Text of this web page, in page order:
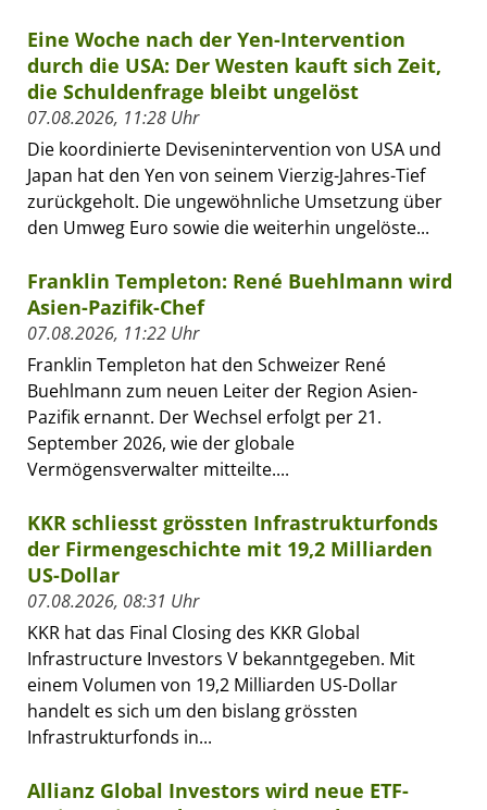
Eine Woche nach der Yen-Intervention
durch die USA: Der Westen kauft sich Zeit,
die Schuldenfrage bleibt ungelöst
07.08.2026, 11:28 Uhr
Die koordinierte Devisenintervention von USA und
Japan hat den Yen von seinem Vierzig-Jahres-Tief
zurückgeholt. Die ungewöhnliche Umsetzung über
den Umweg Euro sowie die weiterhin ungelöste...
Franklin Templeton: René Buehlmann wird
Asien-Pazifik-Chef
07.08.2026, 11:22 Uhr
Franklin Templeton hat den Schweizer René
Buehlmann zum neuen Leiter der Region Asien-
Pazifik ernannt. Der Wechsel erfolgt per 21.
September 2026, wie der globale
Vermögensverwalter mitteilte....
KKR schliesst grössten Infrastrukturfonds
der Firmengeschichte mit 19,2 Milliarden
US-Dollar
07.08.2026, 08:31 Uhr
KKR hat das Final Closing des KKR Global
Infrastructure Investors V bekanntgegeben. Mit
einem Volumen von 19,2 Milliarden US-Dollar
handelt es sich um den bislang grössten
Infrastrukturfonds in...
Allianz Global Investors wird neue ETF-